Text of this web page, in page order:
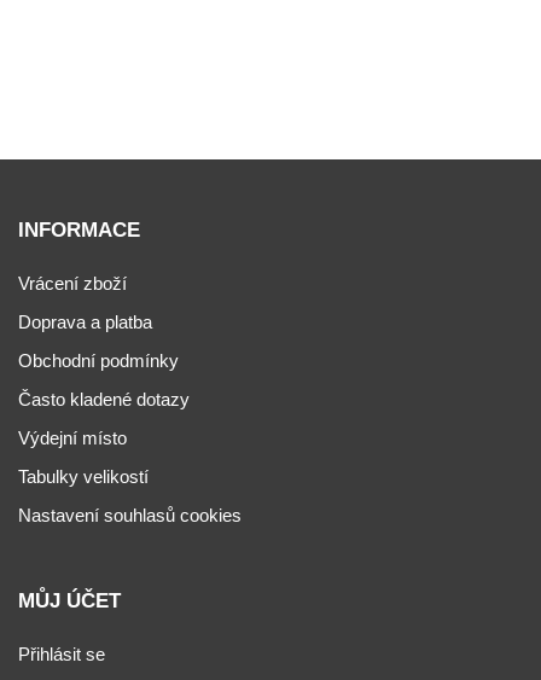
INFORMACE
Vrácení zboží
Doprava a platba
Obchodní podmínky
Často kladené dotazy
Výdejní místo
Tabulky velikostí
Nastavení souhlasů cookies
MŮJ ÚČET
Přihlásit se